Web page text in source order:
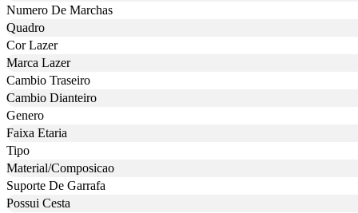
Numero De Marchas
Quadro
Cor Lazer
Marca Lazer
Cambio Traseiro
Cambio Dianteiro
Genero
Faixa Etaria
Tipo
Material/Composicao
Suporte De Garrafa
Possui Cesta